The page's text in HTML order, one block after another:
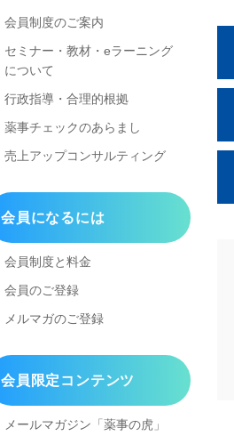
会員制度のご案内
セミナー・教材・eラーニング
について
行政指導・合理的根拠
薬事チェックのあらまし
売上アップコンサルティング
会員になるには
会員制度と料金
会員のご登録
メルマガのご登録
会員限定コンテンツ
メールマガジン「薬事の虎」